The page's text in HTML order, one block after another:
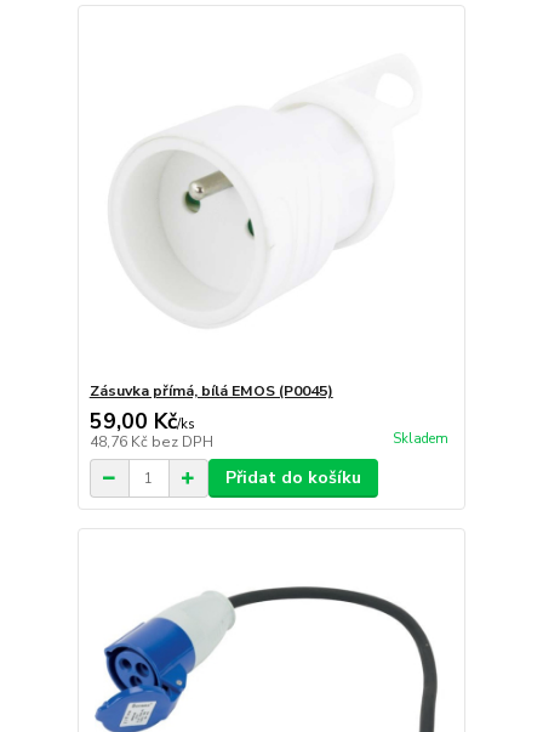
Zásuvka přímá, bílá EMOS (P0045)
59,00 Kč/ks
48,76 Kč bez DPH Skladem
Přidat do košíku